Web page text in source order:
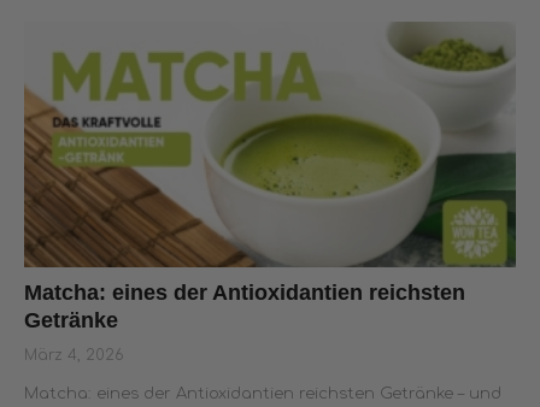
Matcha: eines der Antioxidantien reichsten
Getränke
März 4, 2026
Matcha: eines der Antioxidantien reichsten Getränke – und